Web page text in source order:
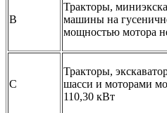
B
Тракторы,
машины на
мощностью мотора
C
Тракторы,
шасси и моторами
110,30 кВт